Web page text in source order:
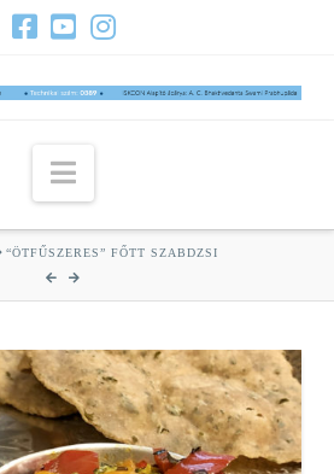
Navigation
“ÖTFŰSZERES” FŐTT SZABDZSI